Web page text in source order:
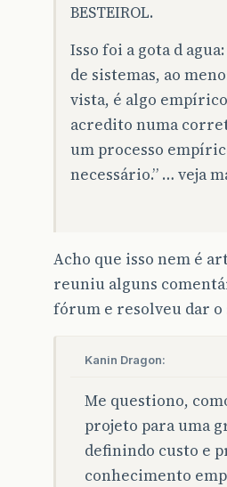
BESTEIROL.
Isso foi a gota d
de sistemas, ao
vista, é algo
acredito numa
um processo
necessário.” … veja
Acho que isso nem é
reuniu alguns
fórum e resolveu dar o
Kanin Dragon:
Me questiono,
projeto para uma
definindo custo e
conhecimento